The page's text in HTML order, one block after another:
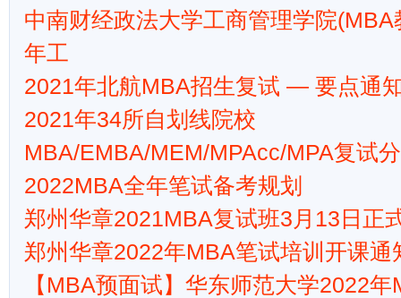
中南财经政法大学工商管理学院
年工
2021年北航MBA招生复试 — 要点通
2021年34所自划线院校
MBA/EMBA/MEM/MPAcc/MPA复试
2022MBA全年笔试备考规划
郑州华章2021MBA复试班3月13日正
郑州华章2022年MBA笔试培训开课通
【MBA预面试】华东师范大学2022